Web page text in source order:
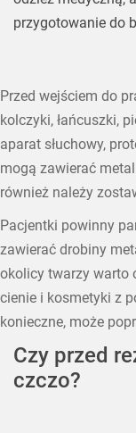
przygotowanie do
Przed wejściem do
kolczyki, łańcuszki,
aparat słuchowy,
mogą zawierać
również należy
Pacjentki powinny
zawierać drobiny
okolicy twarzy warto
cienie i kosmetyki z
konieczne, może
Czy przed
czczo?